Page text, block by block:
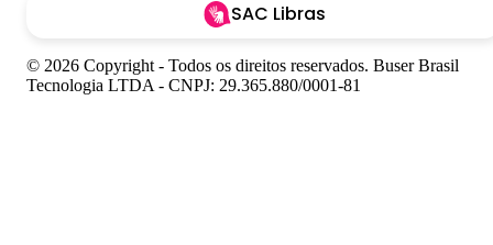
SAC Libras
© 2026 Copyright - Todos os direitos reservados. Buser Brasil
Tecnologia LTDA - CNPJ: 29.365.880/0001-81